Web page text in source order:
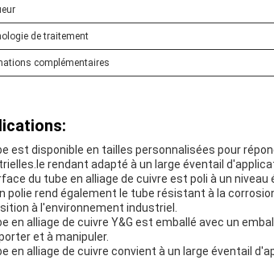
de traitement
complémentaires
est disponible en tailles personnalisées pour
rendant adapté à un large éventail
du tube en alliage de cuivre est poli à un
polie rend également le tube résistant à la
à l'environnement industriel.
en alliage de cuivre Y&G est emballé avec un
et à manipuler.
en alliage de cuivre convient à un large éventail